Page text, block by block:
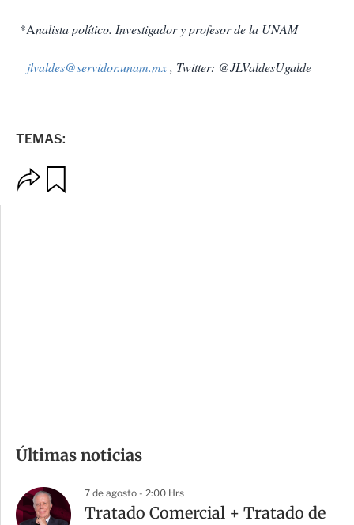
*Analista político. Investigador y profesor de la UNAM
jlvaldes@servidor.unam.mx, Twitter: @JLValdesUgalde
TEMAS:
p
p
a
r
Últimas noticias
7 de agosto - 2:00 Hrs
Tratado Comercial + Tratado de